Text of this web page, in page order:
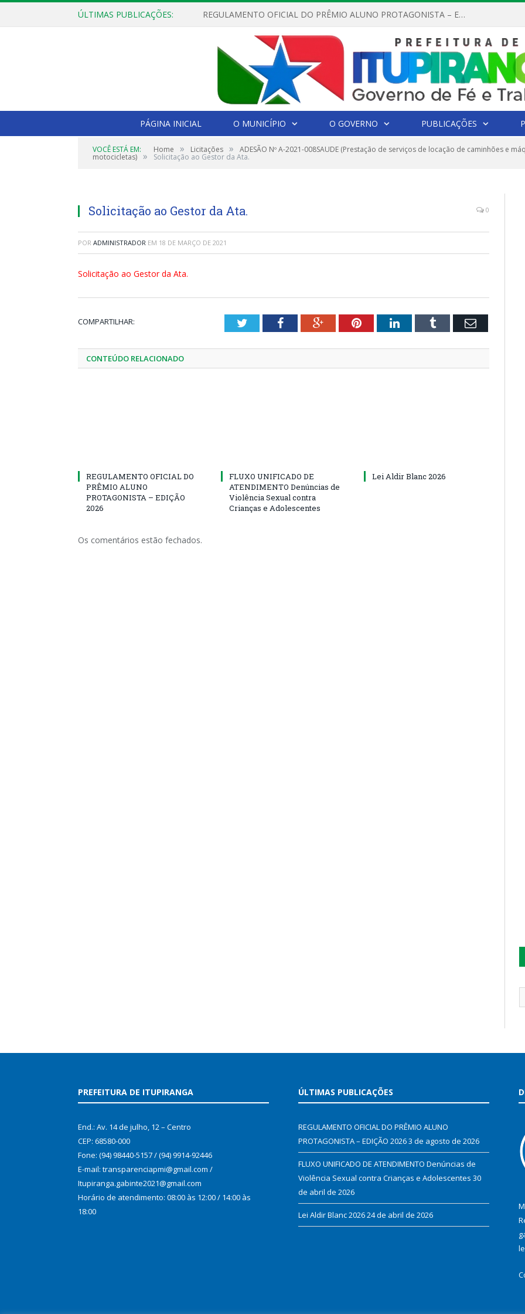
ÚLTIMAS PUBLICAÇÕES: REGULAMENTO OFICIAL DO PRÊMIO ALUNO PROTAGONISTA – EDIÇÃO 2026
PÁGINA INICIAL O MUNICÍPIO O GOVERNO PUBLICAÇÕES
VOCÊ ESTÁ EM: Home » Licitações » ADESÃO Nº A-2021-008SAUDE (Prestação de serviços de locação de caminhões e
motocicletas) » Solicitação ao Gestor da Ata.
Solicitação ao Gestor da Ata. 0
POR ADMINISTRADOR EM 18 DE MARÇO DE 2021
Solicitação ao Gestor da Ata.
COMPARTILHAR: TwitterFacebookGoogle+PinterestLinkedInTumblr Email
CONTEÚDO RELACIONADO
REGULAMENTO OFICIAL DO
PRÊMIO ALUNO
PROTAGONISTA – EDIÇÃO
2026
FLUXO UNIFICADO DE
ATENDIMENTO Denúncias de
Violência Sexual contra
Crianças e Adolescentes
Lei Aldir Blanc 2026
Os comentários estão fechados.
PREFEITURA DE ITUPIRANGA
End.: Av. 14 de julho, 12 – Centro
CEP: 68580-000
Fone: (94) 98440-5157 / (94) 9914-92446
E-mail: transparenciapmi@gmail.com /
Itupiranga.gabinte2021@gmail.com
Horário de atendimento: 08:00 às 12:00 / 14:00 às
18:00
ÚLTIMAS PUBLICAÇÕES
REGULAMENTO OFICIAL DO PRÊMIO ALUNO
PROTAGONISTA – EDIÇÃO 20263 de agosto de 2026
FLUXO UNIFICADO DE ATENDIMENTO Denúncias de
Violência Sexual contra Crianças e Adolescentes 30
de abril de 2026
Lei Aldir Blanc 202624 de abril de 2026